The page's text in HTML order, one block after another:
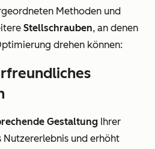
Methoden und
Stellschrauben, an denen
drehen können:
Gestaltung Ihrer
Nutzererlebnis und erhöht